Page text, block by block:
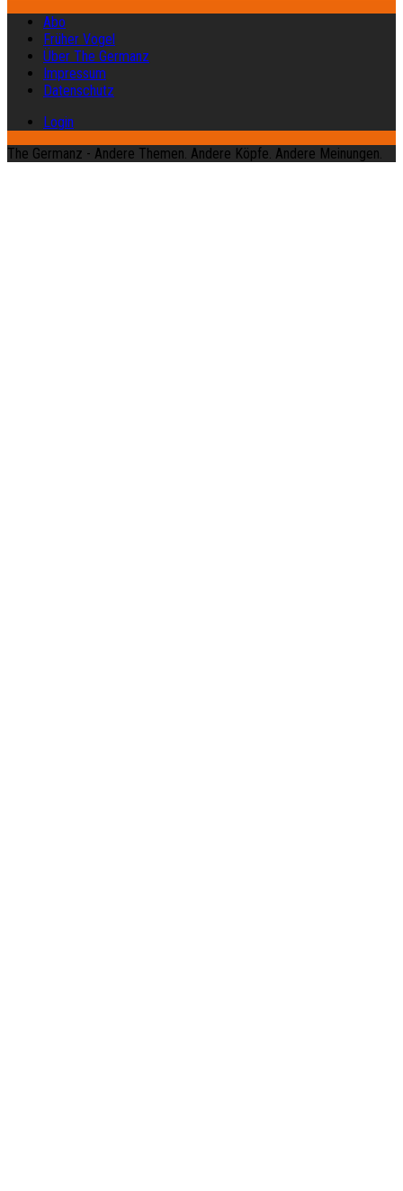
Abo
Früher Vogel
Über The Germanz
Impressum
Datenschutz
Login
The Germanz - Andere Themen. Andere Köpfe. Andere Meinungen.